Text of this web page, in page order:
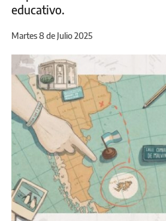
educativo.
Martes 8 de Julio 2025